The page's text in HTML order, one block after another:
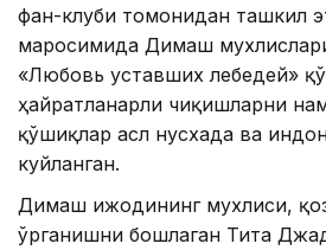
фан-клуби томонидан ташкил
маросимида Димаш
«Любовь уставших лебедей»
ҳайратланарли чиқишларни
қўшиқлар асл нусхада ва
куйланган.
Димаш ижодининг мухлиси,
ўрганишни бошлаган Тита